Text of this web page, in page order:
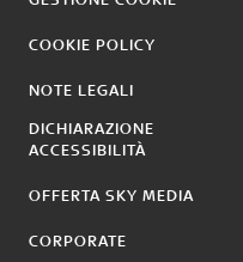
COOKIE POLICY
NOTE LEGALI
DICHIARAZIONE
ACCESSIBILITÀ
OFFERTA SKY MEDIA
CORPORATE